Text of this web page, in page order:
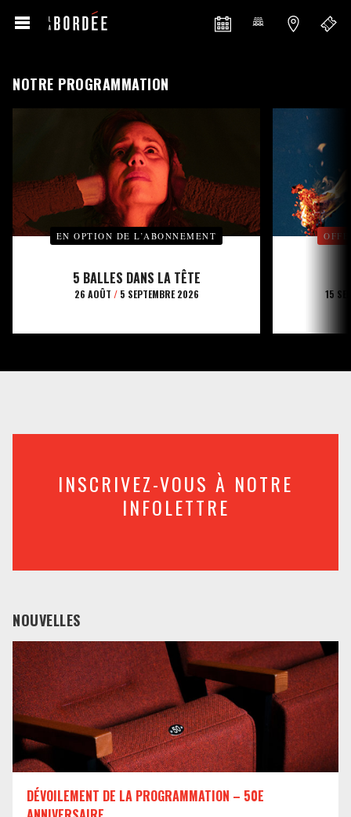
NOTRE PROGRAMMATION
EN OPTION DE L’ABONNEMENT
5 BALLES DANS LA TÊTE
26 AOÛT /5 SEPTEMBRE 2026 15
INSCRIVEZ-VOUS À NOTRE
INFOLETTRE
NOUVELLES
DÉVOILEMENT DE LA PROGRAMMATION – 50E